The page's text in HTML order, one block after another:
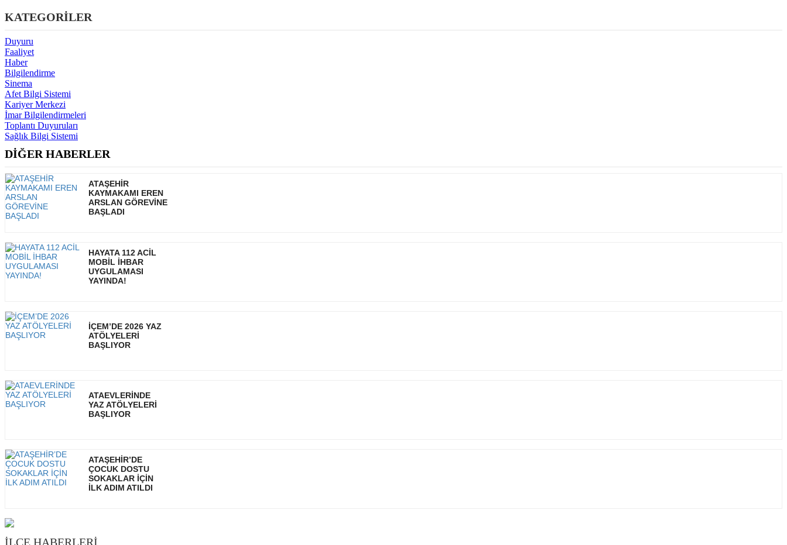
KATEGORİLER
Duyuru
Faaliyet
Haber
Bilgilendirme
Sinema
Afet Bilgi Sistemi
Kariyer Merkezi
İmar Bilgilendirmeleri
Toplantı Duyuruları
Sağlık Bilgi Sistemi
DİĞER HABERLER
ATAŞEHİR
KAYMAKAMI EREN
ARSLAN GÖREVİNE
BAŞLADI
HAYATA 112 ACİL
MOBİL İHBAR
UYGULAMASI
YAYINDA!
İÇEM’DE 2026 YAZ
ATÖLYELERİ
BAŞLIYOR
ATAEVLERİNDE
YAZ ATÖLYELERİ
BAŞLIYOR
ATAŞEHİR’DE
ÇOCUK DOSTU
SOKAKLAR İÇİN
İLK ADIM ATILDI
İLÇE HABERLERİ